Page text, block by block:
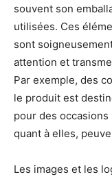
souvent son
utilisées. Ces
sont
attention et
Par exemple, des
le produit est
pour des
quant à elles,
Les images et les